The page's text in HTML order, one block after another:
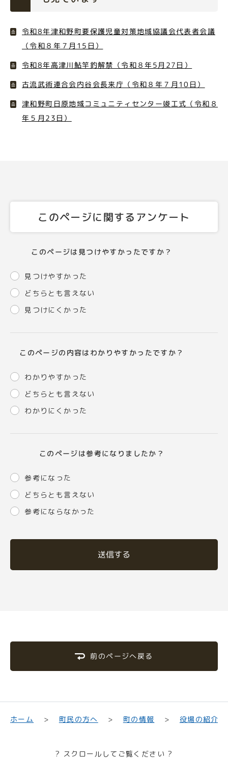
令和8年津和野町要保護児童対策地域協議会代表者会議
（令和８年７月15日）
令和8年高津川鮎竿釣解禁（令和８年5月27日）
古流武術連合会内谷会長来庁（令和８年７月10日）
津和野町日原地域コミュニティセンター竣工式（令和８
年５月23日）
このページに関するアンケート
このページは見つけやすかったですか？
見つけやすかった
どちらとも言えない
見つけにくかった
このページの内容はわかりやすかったですか？
わかりやすかった
どちらとも言えない
わかりにくかった
このページは参考になりましたか？
参考になった
どちらとも言えない
参考にならなかった
送信する
前のページへ戻る
ホーム 町民の方へ 町の情報 役場の紹介
? スクロールしてご覧ください ?